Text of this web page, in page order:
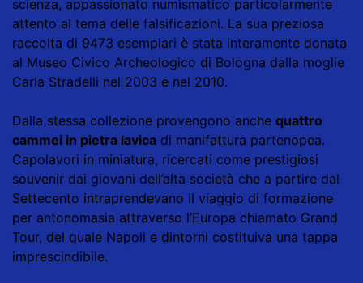
scienza, appassionato numismatico particolarmente
attento al tema delle falsificazioni. La sua preziosa
raccolta di 9473 esemplari è stata interamente donata
al Museo Civico Archeologico di Bologna dalla moglie
Carla Stradelli nel 2003 e nel 2010.
Dalla stessa collezione provengono anche quattro
cammei in pietra lavica di manifattura partenopea.
Capolavori in miniatura, ricercati come prestigiosi
souvenir dai giovani dell’alta società che a partire dal
Settecento intraprendevano il viaggio di formazione
per antonomasia attraverso l’Europa chiamato Grand
Tour, del quale Napoli e dintorni costituiva una tappa
imprescindibile.